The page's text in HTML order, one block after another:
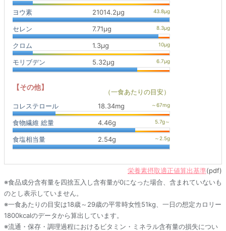
ヨウ素 21014.2μg
セレン 7.71μg
クロム 1.3μg
モリブデン 5.32μg
【その他】
（一食あたりの目安）
コレステロール
18.34mg
食物繊維 総量 4.46g
食塩相当量 2.54g
栄養素摂取適正値算出基準(pdf)
※食品成分含有量を四捨五入し含有量が0になった場合、含まれていないも
のとし表示していません。
※一食あたりの目安は18歳～29歳の平常時女性51kg、一日の想定カロリー
1800kcalのデータから算出しています。
※流通・保存・調理過程におけるビタミン・ミネラル含有量の損失につい